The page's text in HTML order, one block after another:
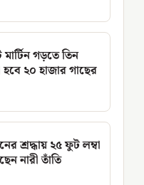
মার্টিন গড়তে তিন
২০ হাজার গাছের
শ্রদ্ধায় ২৫ ফুট লম্বা
নারী তাঁতি